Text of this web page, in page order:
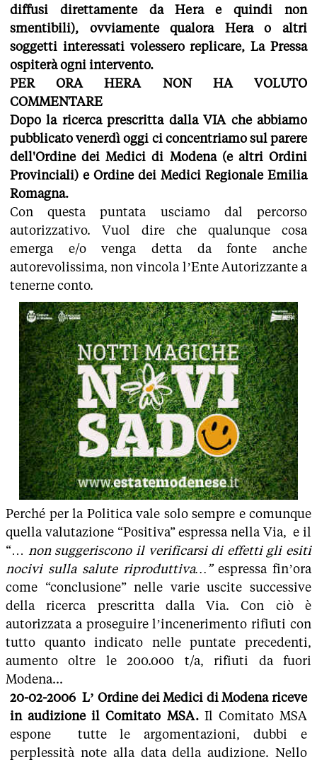
diffusi direttamente da Hera e quindi non
smentibili), ovviamente qualora Hera o altri
soggetti interessati volessero replicare, La Pressa
ospiterà ogni intervento.
PER ORA HERA NON HA VOLUTO
COMMENTARE
Dopo la ricerca prescritta dalla VIA che abbiamo
pubblicato venerdì oggi ci concentriamo sul parere
dell'Ordine dei Medici di Modena (e altri Ordini
Provinciali) e Ordine dei Medici Regionale Emilia
Romagna.
Con questa puntata
usciamo dal percorso
autorizzativo. Vuol dire che qualunque cosa
emerga e/o venga detta da fonte anche
autorevolissima, non vincola l’Ente Autorizzante a
tenerne conto.
Perché per la Politica vale solo sempre e comunque
quella valutazione “Positiva” espressa nella Via, e il
“… non suggeriscono il verificarsi di effetti gli esiti
nocivi sulla salute riproduttiva…” espressa fin’ora
come “conclusione” nelle varie uscite successive
della ricerca prescritta dalla Via. Con ciò è
autorizzata a proseguire l’incenerimento rifiuti con
tutto quanto indicato nelle puntate precedenti,
aumento oltre le 200.000 t/a, rifiuti da fuori
Modena...
20-02-2006 L’ Ordine dei Medici di Modena riceve
in audizione il Comitato MSA. Il Comitato MSA
espone tutte le argomentazioni, dubbi e
perplessità note alla data della audizione. Nello